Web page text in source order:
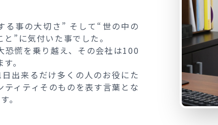
る事の大切さ” そして“世の中の
”に気付いた事でした。
恐慌を乗り越え、その会社は100
。
出来るだけ多くの人のお役にた
ィティそのものを表す言葉とな
。